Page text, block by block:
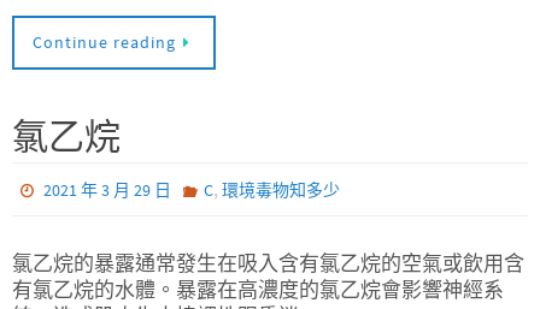
Continue reading
氯乙烷
2021 年 3 月 29 日 C, 環境毒物知多少
氯乙烷的暴露通常發生在吸入含有氯乙烷的空氣或飲用含
有氯乙烷的水體。暴露在高濃度的氯乙烷會影響神經系